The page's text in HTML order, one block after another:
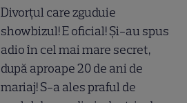
Divorțul care zguduie
showbizul! E oficial! Și-au spus
adio în cel mai mare secret,
după aproape 20 de ani de
mariaj! S-a ales praful de